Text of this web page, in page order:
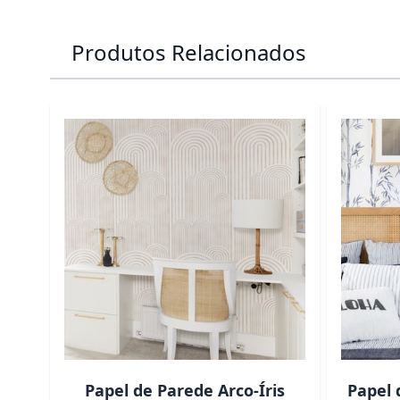
Produtos Relacionados
Papel de Parede Arco-Íris
Papel